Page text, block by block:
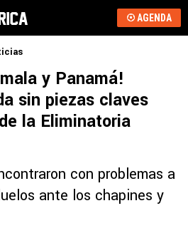
AGENDA
y Panamá!
sin piezas claves
la Eliminatoria
con problemas a
ante los chapines y